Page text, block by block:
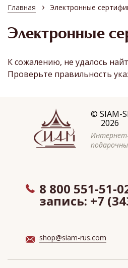
Главная › Электронные
Электронные
К сожалению, не удалось
Проверьте правильность
© SIAM-
2026
8 800 551-51-
запись: +7
shop@siam-rus.com